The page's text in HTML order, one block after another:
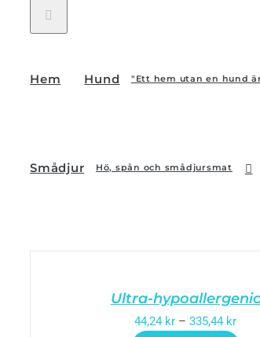
Hem Hund "Ett hem utan en hund
Smådjur Hö, spån och smådjursmat
Ultra-hypoallergenic
44,24 kr –335,44 kr